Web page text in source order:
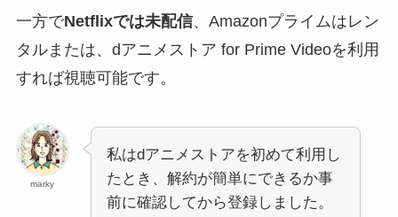
一方でNetflixでは未配信、Amazonプライムはレン
タルまたは、dアニメストア for Prime Videoを利用
すれば視聴可能です。
marky
私はdアニメストアを初めて利用し
たとき、解約が簡単にできるか事
前に確認してから登録しました。